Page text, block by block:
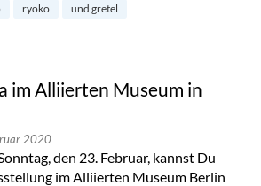
ryoko und gretel
im Alliierten Museum in
2020
den 23. Februar, kannst Du
im Alliierten Museum Berlin